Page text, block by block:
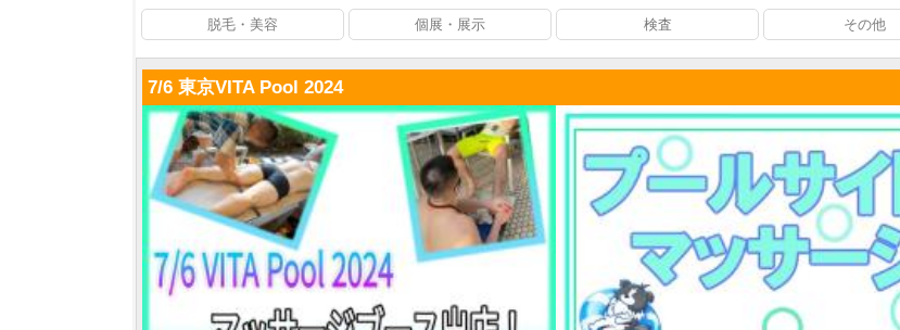
脱毛・美容 個展・展示 検査 その他
7/6 東京VITA Pool 2024